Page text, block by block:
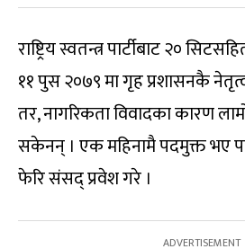
राष्ट्रिय स्वतन्त्र पार्टीबाट २०
११ पुस २०७९ मा गृह प्रशासनकै
तर, नागरिकता विवादका कारण
सकेनन् । एक महिनामै पदमुक्त भए
फेरि संसद् प्रवेश गरे ।